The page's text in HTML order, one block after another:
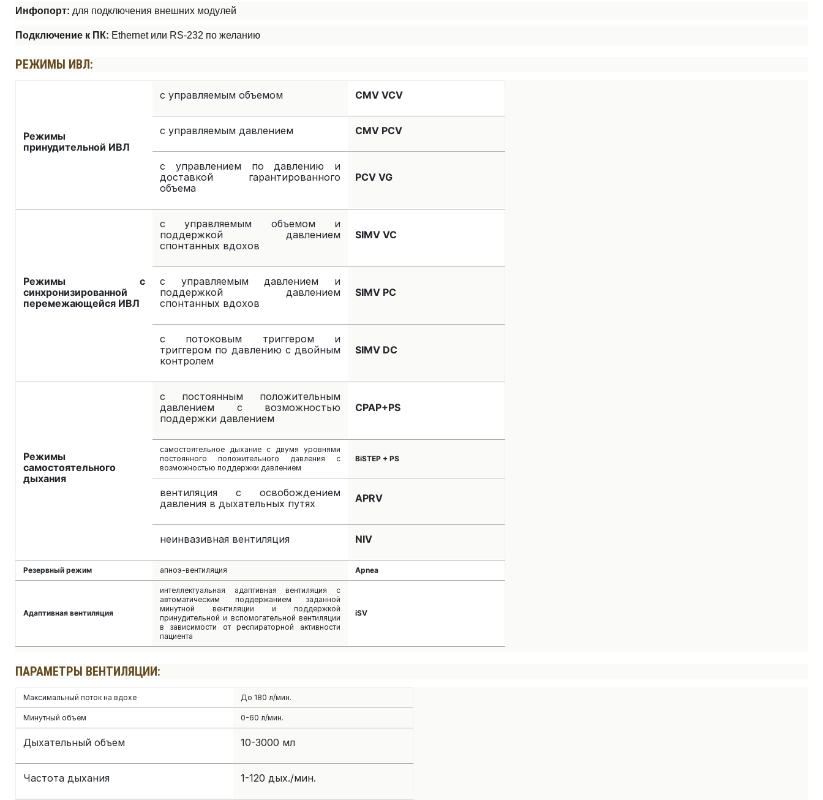
Инфопорт: для подключения внешних модулей
Подключение к ПК: Ethernet или RS-232 по желанию
РЕЖИМЫ ИВЛ:
Режимы
принудительной ИВЛ
с управляемым объемом CMV VCV
с управляемым давлением CMV PCV
c управлением по давлению и
доставкой гарантированного
объема
PCV VG
Режимы с
синхронизированной
перемежающейся ИВЛ
с управляемым объемом и
поддержкой давлением
спонтанных вдохов
SIMV VC
с управляемым давлением и
поддержкой давлением
спонтанных вдохов
SIMV PC
с потоковым триггером и
триггером по давлению с двойным
контролем
SIMV DC
Режимы
самостоятельного
дыхания
с постоянным положительным
давлением с возможностью
поддержки давлением
CPAP+PS
самостоятельное дыхание с двумя уровнями
постоянного положительного давления с
возможностью поддержки давлением
BiSTEP + PS
вентиляция с освобождением
давления в дыхательных путях
APRV
неинвазивная вентиляция NIV
Резервный режим апноэ-вентиляция Apnea
Адаптивная вентиляция
интеллектуальная адаптивная вентиляция с
автоматическим поддержанием заданной
минутной вентиляции и поддержкой
принудительной и вспомогательной вентиляции
в зависимости от респираторной активности
пациента
iSV
ПАРАМЕТРЫ ВЕНТИЛЯЦИИ:
Максимальный поток на вдохе До 180 л/мин.
Минутный объем 0-60 л/мин.
Дыхательный объем 10-3000 мл
Частота дыхания 1-120 дых./мин.